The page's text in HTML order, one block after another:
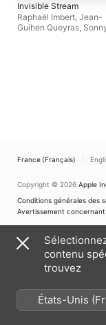
Invisible Stream
Raphaël Imbert, Jean-
Guihen Queyras,
France (Français)
Copyright © 2026 Apple
Conditions générales des
Avertissement concernant
contenu
trouvez
États-Unis
France)